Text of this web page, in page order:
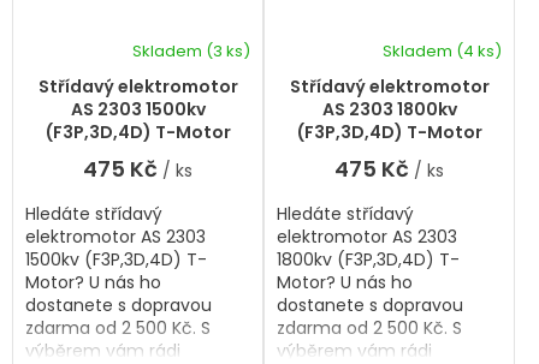
Střídavý elektromotor
AS 2303 1500kv
(F3P,3D,4D) T-Motor
Skladem (3 ks)
475 Kč / ks
Hledáte střídavý
elektromotor AS 2303
1500kv (F3P,3D,4D) T-
Motor? U nás ho
dostanete s dopravou
zdarma od 2 500 Kč. S
výběrem vám rádi
Střídavý elektromotor
AS 2303 1800kv
(F3P,3D,4D) T-Motor
Skladem (4 ks)
475 Kč / ks
Hledáte střídavý
elektromotor AS 2303
1800kv (F3P,3D,4D) T-
Motor? U nás ho
dostanete s dopravou
zdarma od 2 500 Kč. S
výběrem vám rádi